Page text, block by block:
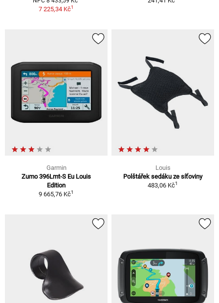
7 225,34 Kč1
Garmin
Zumo 396Lmt-S Eu Louis
Edition
9 665,76 Kč1
Louis
Polštářek sedáku ze síťoviny
483,06 Kč1